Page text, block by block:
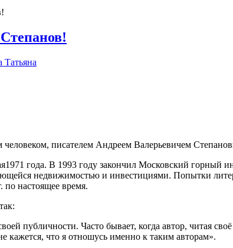
человеком, писателем Андреем Валерьевичем
года. В 1993 году закончил Московский горный
недвижимостью и инвестициями. Попытки
по настоящее время.
публичности. Часто бывает, когда автор, читая
кажется, что я отношусь именно к таким авторам».